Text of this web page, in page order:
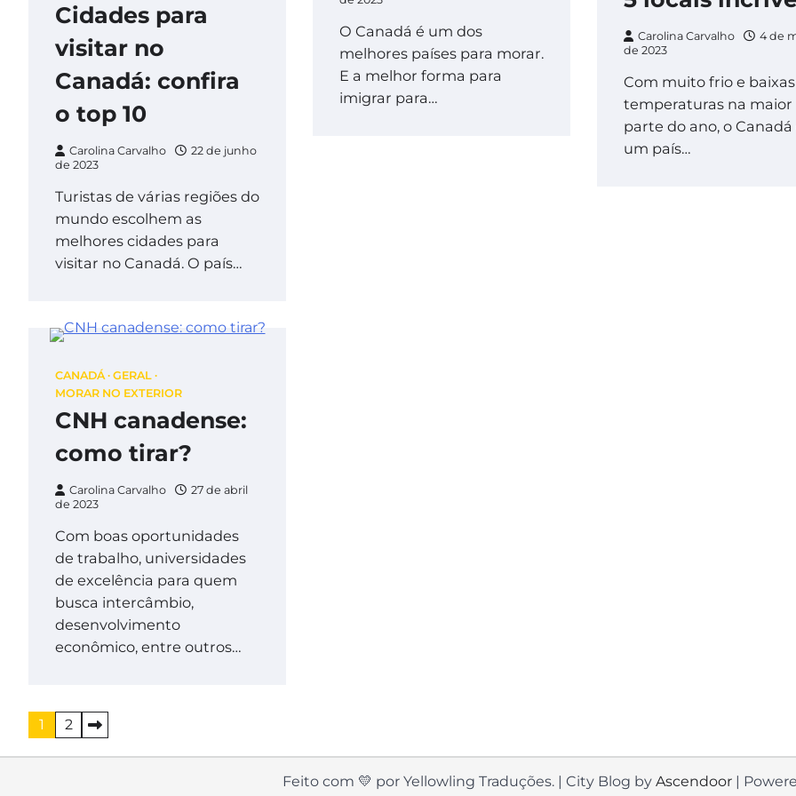
Cidades para
visitar no
Canadá: confira
o top 10
Carolina Carvalho
22 de junho
de 2023
Turistas de várias regiões do
mundo escolhem as
melhores cidades para
visitar no Canadá. O país…
O Canadá é um dos
melhores países para morar.
E a melhor forma para
imigrar para…
Carolina Carvalho
4 de
de 2023
Com muito frio e baixas
temperaturas na maior
parte do ano, o Canadá
um país…
CANADÁ GERAL
MORAR NO EXTERIOR
CNH canadense:
como tirar?
Carolina Carvalho
27 de abril
de 2023
Com boas oportunidades
de trabalho, universidades
de excelência para quem
busca intercâmbio,
desenvolvimento
econômico, entre outros…
Paginação
de
1 2
Feito com 💛 por Yellowling Traduções. | City Blog by Ascendoor|